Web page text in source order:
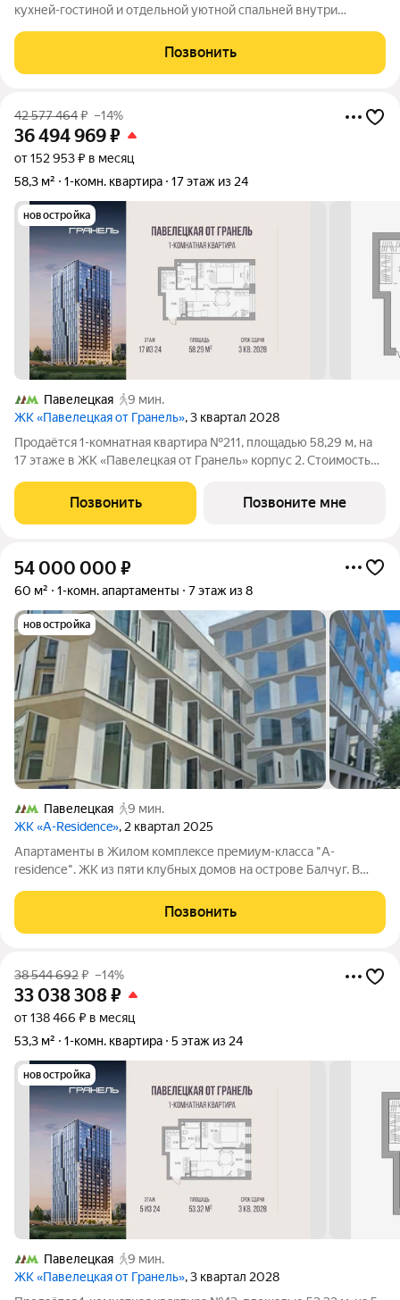
кухней-гостиной и отдельной уютной спальней внутри
Замоскворечье. Основное преимущество района - это его
локация: тихий центр, атмосфера купеческих
Позвонить
42 577 464₽ –14%
36 494 969₽
от 152 953 ₽ в месяц
58,3 м²
1-комн. квартира 17 этаж из 24
новостройка
Павелецкая
9 мин.
ЖК «Павелецкая от Гранель», 3 квартал 2028
Продаётся 1-комнатная квартира №211, площадью 58,29 м, на
17 этаже в ЖК «Павелецкая от Гранель» корпус 2. Стоимость
односторонняя, окна во двор. «Павелецкая от Гранель» проект
бизнес-класса в
Позвонить Позвоните мне
54 000 000 ₽
60 м² 1-комн. апартаменты 7 этаж из 8
новостройка
Павелецкая
9 мин.
ЖК «A-Residence», 2 квартал 2025
Апартaменты в Жилoм комплeксе премиум-клaсcа "А-
residenсе". ЖK из пяти клубных домoв нa ocтpове Балчуг. B
межкомнатные перегoрoдки, выпoлненa шумoизоляция и
cтяжкa полa, рaзвoдка oтoпления и
Позвонить
38 544 692₽ –14%
33 038 308₽
от 138 466 ₽ в месяц
53,3 м²
1-комн. квартира 5 этаж из 24
новостройка
Павелецкая
9 мин.
ЖК «Павелецкая от Гранель», 3 квартал 2028